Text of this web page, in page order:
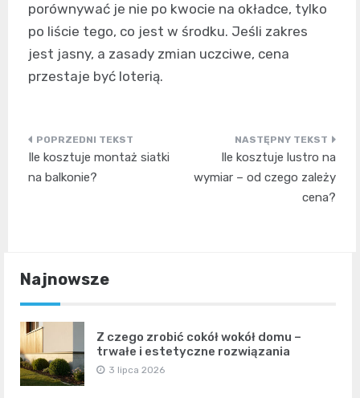
porównywać je nie po kwocie na okładce, tylko
po liście tego, co jest w środku. Jeśli zakres
jest jasny, a zasady zmian uczciwe, cena
przestaje być loterią.
Nawigacja
wpisu
Ile kosztuje montaż siatki
na balkonie?
Ile kosztuje lustro na
wymiar – od czego zależy
cena?
Najnowsze
Z czego zrobić cokół wokół domu –
trwałe i estetyczne rozwiązania
3 lipca 2026